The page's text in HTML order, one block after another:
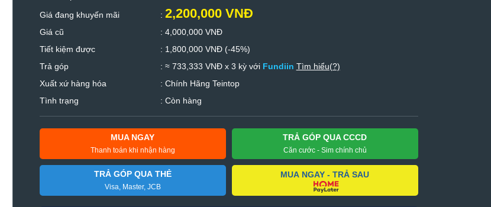
Giá đang khuyến mãi
: 2,200,000 VNĐ
Giá cũ : 4,000,000 VNĐ
Tiết kiệm được
: 1,800,000 VNĐ (-45%)
Trả góp
: ≈ 733,333 VNĐ x 3 kỳ với Fundiin Tìm hiểu(?)
Xuất xứ hàng hóa
: Chính Hãng Teintop
Tình trạng
: Còn hàng
MUA NGAY
Thanh toán khi nhận hàng
TRẢ GÓP QUA CCCD
Căn cước - Sim chính chủ
TRẢ GÓP QUA THẺ
Visa, Master, JCB
MUA NGAY - TRẢ SAU